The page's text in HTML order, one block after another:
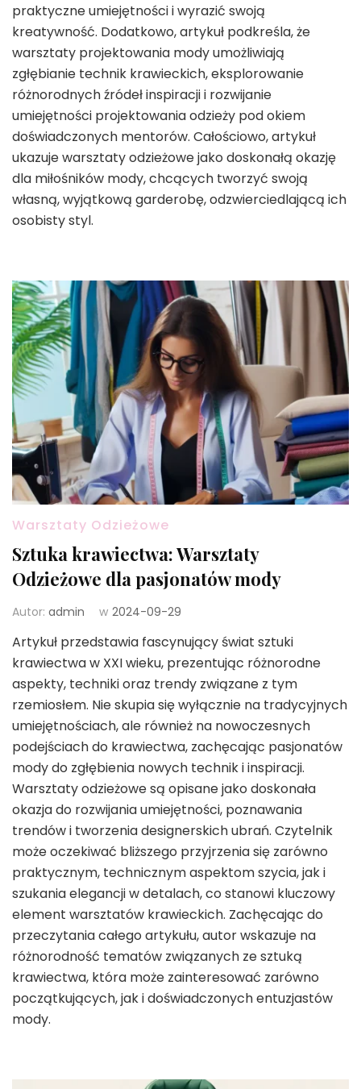
praktyczne umiejętności i wyrazić swoją
kreatywność. Dodatkowo, artykuł podkreśla, że
warsztaty projektowania mody umożliwiają
zgłębianie technik krawieckich, eksplorowanie
różnorodnych źródeł inspiracji i rozwijanie
umiejętności projektowania odzieży pod okiem
doświadczonych mentorów. Całościowo, artykuł
ukazuje warsztaty odzieżowe jako doskonałą okazję
dla miłośników mody, chcących tworzyć swoją
własną, wyjątkową garderobę, odzwierciedlającą ich
osobisty styl.
Warsztaty Odzieżowe
Sztuka krawiectwa: Warsztaty
Odzieżowe dla pasjonatów mody
Autor: admin w 2024-09-29
Artykuł przedstawia fascynujący świat sztuki
krawiectwa w XXI wieku, prezentując różnorodne
aspekty, techniki oraz trendy związane z tym
rzemiosłem. Nie skupia się wyłącznie na tradycyjnych
umiejętnościach, ale również na nowoczesnych
podejściach do krawiectwa, zachęcając pasjonatów
mody do zgłębienia nowych technik i inspiracji.
Warsztaty odzieżowe są opisane jako doskonała
okazja do rozwijania umiejętności, poznawania
trendów i tworzenia designerskich ubrań. Czytelnik
może oczekiwać bliższego przyjrzenia się zarówno
praktycznym, technicznym aspektom szycia, jak i
szukania elegancji w detalach, co stanowi kluczowy
element warsztatów krawieckich. Zachęcając do
przeczytania całego artykułu, autor wskazuje na
różnorodność tematów związanych ze sztuką
krawiectwa, która może zainteresować zarówno
początkujących, jak i doświadczonych entuzjastów
mody.